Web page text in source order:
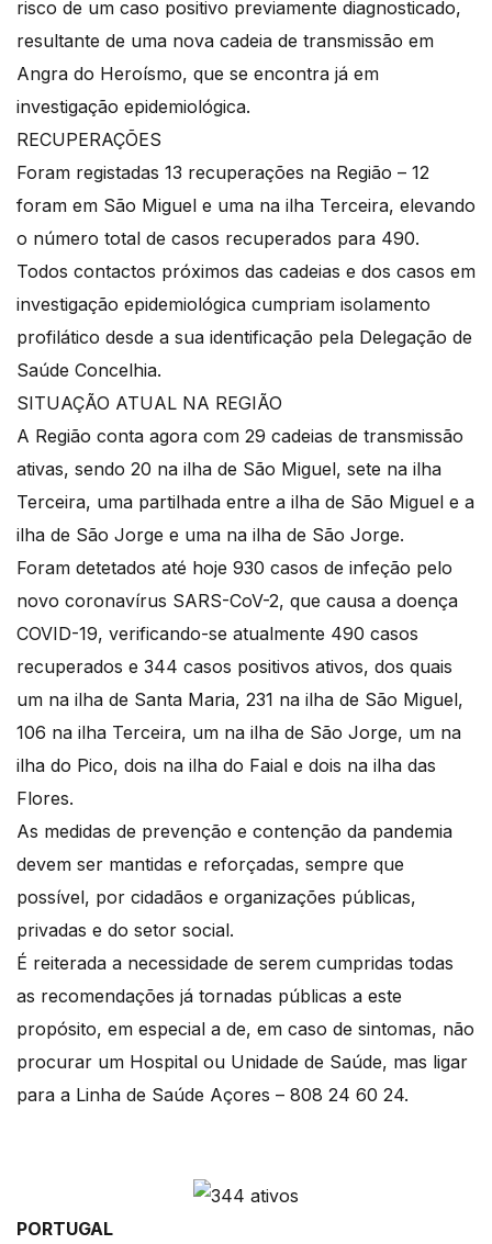
risco de um caso positivo previamente diagnosticado,
resultante de uma nova cadeia de transmissão em
Angra do Heroísmo, que se encontra já em
investigação epidemiológica.
RECUPERAÇÕES
Foram registadas 13 recuperações na Região – 12
foram em São Miguel e uma na ilha Terceira, elevando
o número total de casos recuperados para 490.
Todos contactos próximos das cadeias e dos casos em
investigação epidemiológica cumpriam isolamento
profilático desde a sua identificação pela Delegação de
Saúde Concelhia.
SITUAÇÃO ATUAL NA REGIÃO
A Região conta agora com 29 cadeias de transmissão
ativas, sendo 20 na ilha de São Miguel, sete na ilha
Terceira, uma partilhada entre a ilha de São Miguel e a
ilha de São Jorge e uma na ilha de São Jorge.
Foram detetados até hoje 930 casos de infeção pelo
novo coronavírus SARS-CoV-2, que causa a doença
COVID-19, verificando-se atualmente 490 casos
recuperados e 344 casos positivos ativos, dos quais
um na ilha de Santa Maria, 231 na ilha de São Miguel,
106 na ilha Terceira, um na ilha de São Jorge, um na
ilha do Pico, dois na ilha do Faial e dois na ilha das
Flores.
As medidas de prevenção e contenção da pandemia
devem ser mantidas e reforçadas, sempre que
possível, por cidadãos e organizações públicas,
privadas e do setor social.
É reiterada a necessidade de serem cumpridas todas
as recomendações já tornadas públicas a este
propósito, em especial a de, em caso de sintomas, não
procurar um Hospital ou Unidade de Saúde, mas ligar
para a Linha de Saúde Açores – 808 24 60 24.
PORTUGAL